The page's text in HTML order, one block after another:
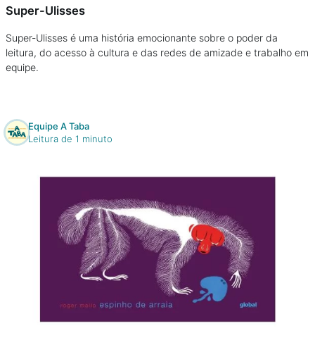
Super-Ulisses
Super-Ulisses é uma história emocionante sobre o poder da
leitura, do acesso à cultura e das redes de amizade e trabalho em
equipe.
Equipe A Taba
Leitura de 1 minuto